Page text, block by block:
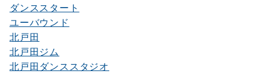
ダンススタート
ユーバウンド
北戸田
北戸田ジム
北戸田ダンススタジオ